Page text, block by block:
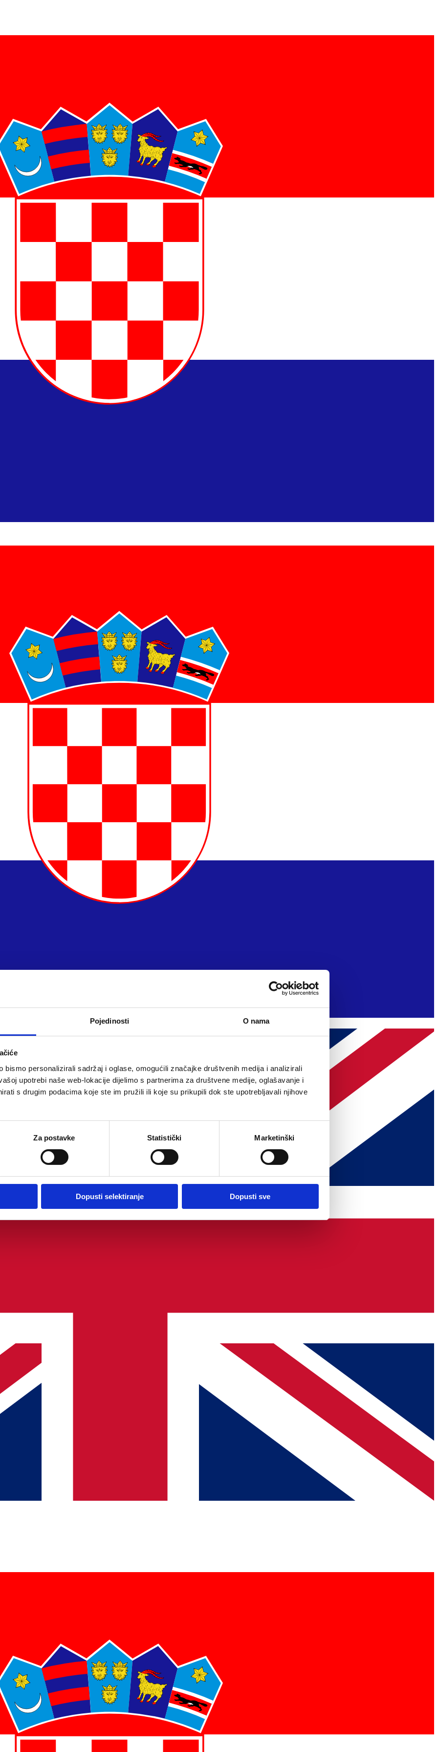
Pojedinosti O nama
bismo personalizirali sadržaj i oglase, omogućili značajke društvenih medija i analizirali
upotrebi naše web-lokacije dijelimo s partnerima za društvene medije, oglašavanje i
s drugim podacima koje ste im pružili ili koje su prikupili dok ste upotrebljavali njihove
Za postavke Statistički Marketinški
Dopusti selektiranje Dopusti sve